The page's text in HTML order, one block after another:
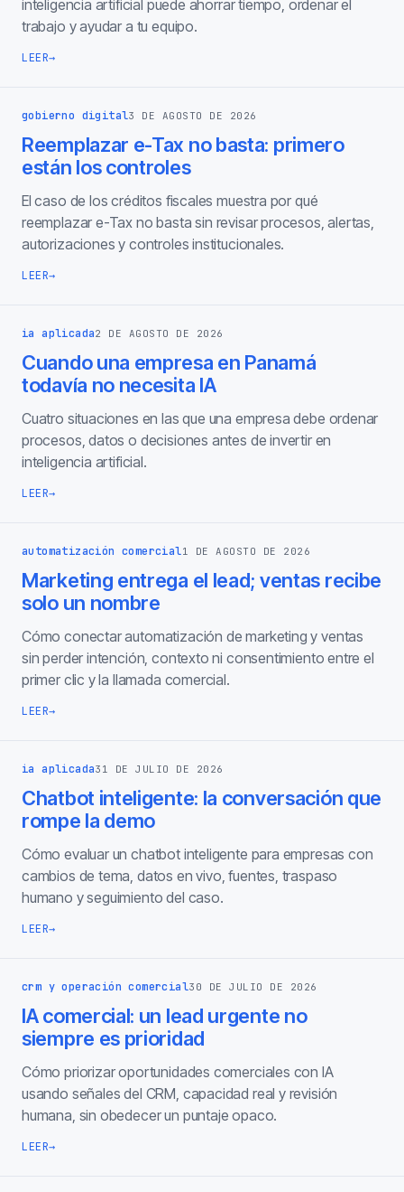
inteligencia artificial puede ahorrar tiempo, ordenar el
trabajo y ayudar a tu equipo.
LEER→
gobierno digital3 DE AGOSTO DE 2026
Reemplazar e-Tax no basta: primero
están los controles
El caso de los créditos fiscales muestra por qué
reemplazar e-Tax no basta sin revisar procesos, alertas,
autorizaciones y controles institucionales.
LEER→
ia aplicada2 DE AGOSTO DE 2026
Cuando una empresa en Panamá
todavía no necesita IA
Cuatro situaciones en las que una empresa debe ordenar
procesos, datos o decisiones antes de invertir en
inteligencia artificial.
LEER→
automatización comercial1 DE AGOSTO DE 2026
Marketing entrega el lead; ventas recibe
solo un nombre
Cómo conectar automatización de marketing y ventas
sin perder intención, contexto ni consentimiento entre el
primer clic y la llamada comercial.
LEER→
ia aplicada31 DE JULIO DE 2026
Chatbot inteligente: la conversación que
rompe la demo
Cómo evaluar un chatbot inteligente para empresas con
cambios de tema, datos en vivo, fuentes, traspaso
humano y seguimiento del caso.
LEER→
crm y operación comercial30 DE JULIO DE 2026
IA comercial: un lead urgente no
siempre es prioridad
Cómo priorizar oportunidades comerciales con IA
usando señales del CRM, capacidad real y revisión
humana, sin obedecer un puntaje opaco.
LEER→